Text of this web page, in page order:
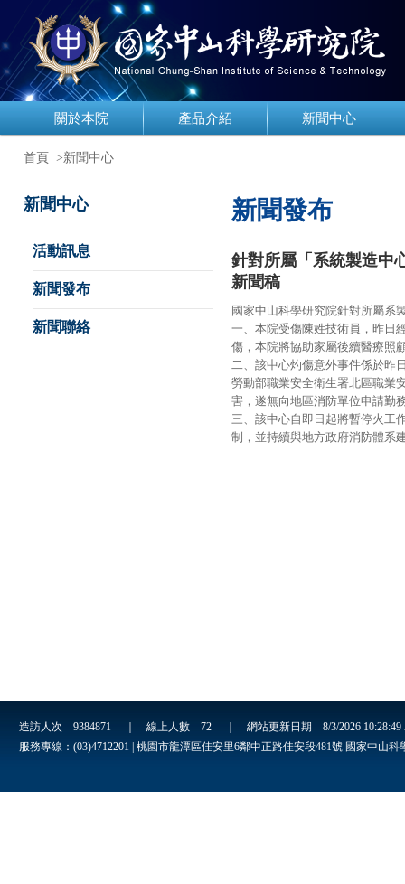
關於本院 產品介紹 新聞中心
首頁 >新聞中心
新聞中心
活動訊息
新聞發布
新聞聯絡
新聞發布
針對所屬「系統製造中
新聞稿
國家中山科學研究院針對所屬系
一、本院受傷陳姓技術員，昨日
傷，本院將協助家屬後續醫療照
二、該中心灼傷意外事件係於昨
勞動部職業安全衛生署北區職業
害，遂無向地區消防單位申請勤
三、該中心自即日起將暫停火工
制，並持續與地方政府消防體系
造訪人次 9384871 ｜ 線上人數 72 ｜ 網站更新日期 8/3/2026
服務專線：(03)4712201 | 桃園市龍潭區佳安里6鄰中正路佳安段481號 國家中山